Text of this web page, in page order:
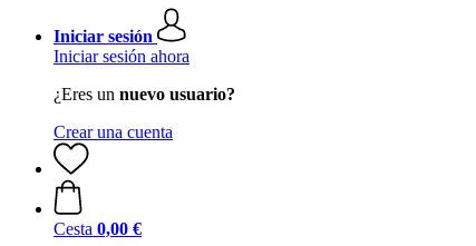
Iniciar sesión
Iniciar sesión ahora
¿Eres un nuevo usuario?
Crear una cuenta
Cesta 0,00 €